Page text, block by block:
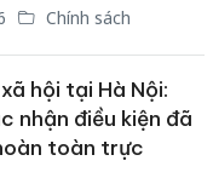
Chính sách
hội tại Hà Nội:
nhận điều kiện đã
toàn trực